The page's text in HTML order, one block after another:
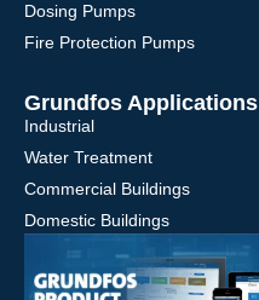
Dosing Pumps
Fire Protection Pumps
Grundfos Applications
Industrial
Water Treatment
Commercial Buildings
Domestic Buildings